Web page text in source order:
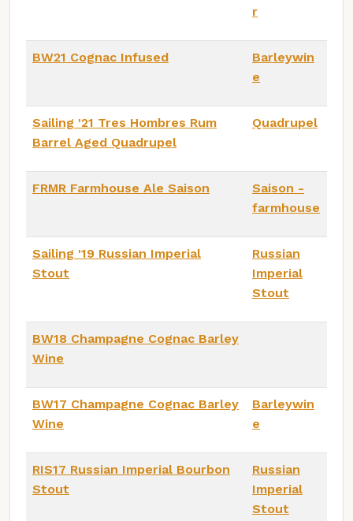
r
BW21 Cognac Infused
Barleywin
e
Sailing '21 Tres Hombres Rum
Barrel Aged Quadrupel
Quadrupel
FRMR Farmhouse Ale Saison
Saison -
farmhouse
Sailing '19 Russian Imperial
Stout
Russian
Imperial
Stout
BW18 Champagne Cognac Barley
Wine
BW17 Champagne Cognac Barley
Wine
Barleywin
e
RIS17 Russian Imperial Bourbon
Stout
Russian
Imperial
Stout